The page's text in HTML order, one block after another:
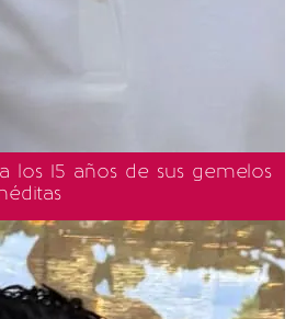
los 15 años de sus gemelos